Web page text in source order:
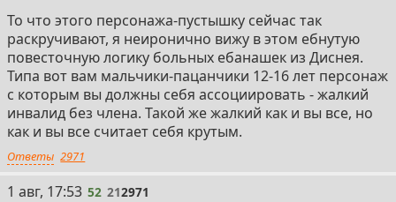
То что этого персонажа-пустышку сейчас так
раскручивают, я неиронично вижу в этом ебнутую
повесточную логику больных ебанашек из Диснея.
Типа вот вам мальчики-пацанчики 12-16 лет персонаж
с которым вы должны себя ассоциировать - жалкий
инвалид без члена. Такой же жалкий как и вы все, но
как и вы все считает себя крутым.
Ответы 2971
52
1 авг, 17:53 52 212971